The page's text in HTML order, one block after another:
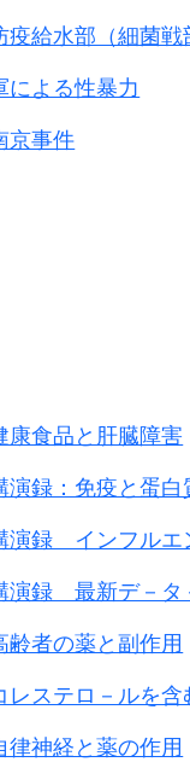
うです。
疫給水部（細菌戦
による性暴力
京事件
康食品と肝臓障害
演録：免疫と蛋
演録 インフルエ
演録 最新デ－タ
齢者の薬と副作用
レステロ－ルを
律神経と薬の作用